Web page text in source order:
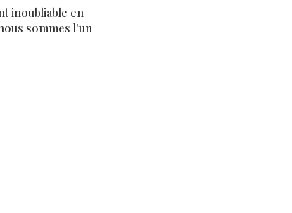
inoubliable en
sommes l'un